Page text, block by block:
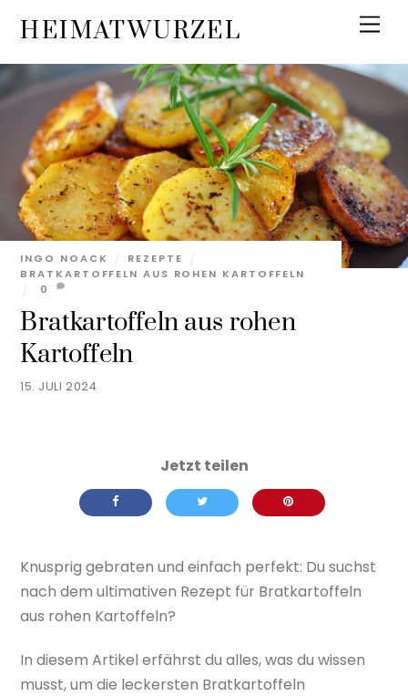
content
HEIMATWURZEL
15. JULI 2024
Bratkartoffeln aus rohen
Kartoffeln
INGO NOACK
REZEPTE
BRATKARTOFFELN AUS ROHEN KARTOFFELN
0
Knusprig gebraten und einfach perfekt: Du suchst
nach dem ultimativen Rezept für Bratkartoffeln
aus rohen Kartoffeln?
In diesem Artikel erfährst du alles, was du wissen
musst, um die leckersten Bratkartoffeln